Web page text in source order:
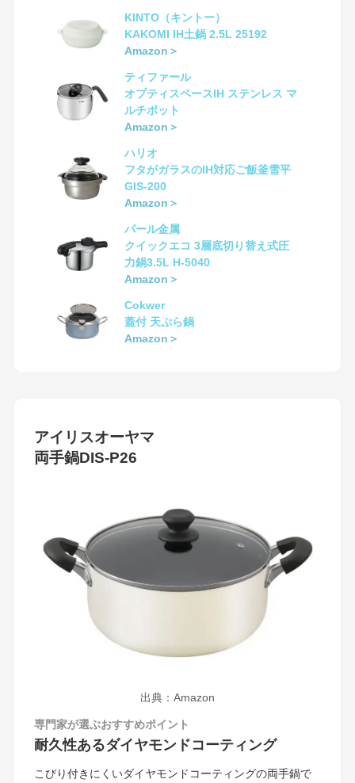
KINTO（キントー）
KAKOMI IH土鍋 2.5L 25192
Amazon＞
ティファール
オプティスペースIH ステンレス マ
ルチポット
Amazon＞
ハリオ
フタがガラスのIH対応ご飯釜雪平
GIS-200
Amazon＞
パール金属
クイックエコ 3層底切り替え式圧
力鍋3.5L H-5040
Amazon＞
Cokwer
蓋付 天ぷら鍋
Amazon＞
アイリスオーヤマ
両手鍋DIS-P26
出典：Amazon
専門家が選ぶおすすめポイント
耐久性あるダイヤモンドコーティング
こびり付きにくいダイヤモンドコーティングの両手鍋で